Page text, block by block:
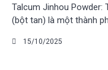
Talcum Jinhou Powder:
(bột tan) là một thành
15/10/2025